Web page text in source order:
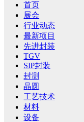
首页
展会
行业动态
最新项目
先进封装
TGV
SIP封装
封测
晶圆
工艺技术
材料
设备